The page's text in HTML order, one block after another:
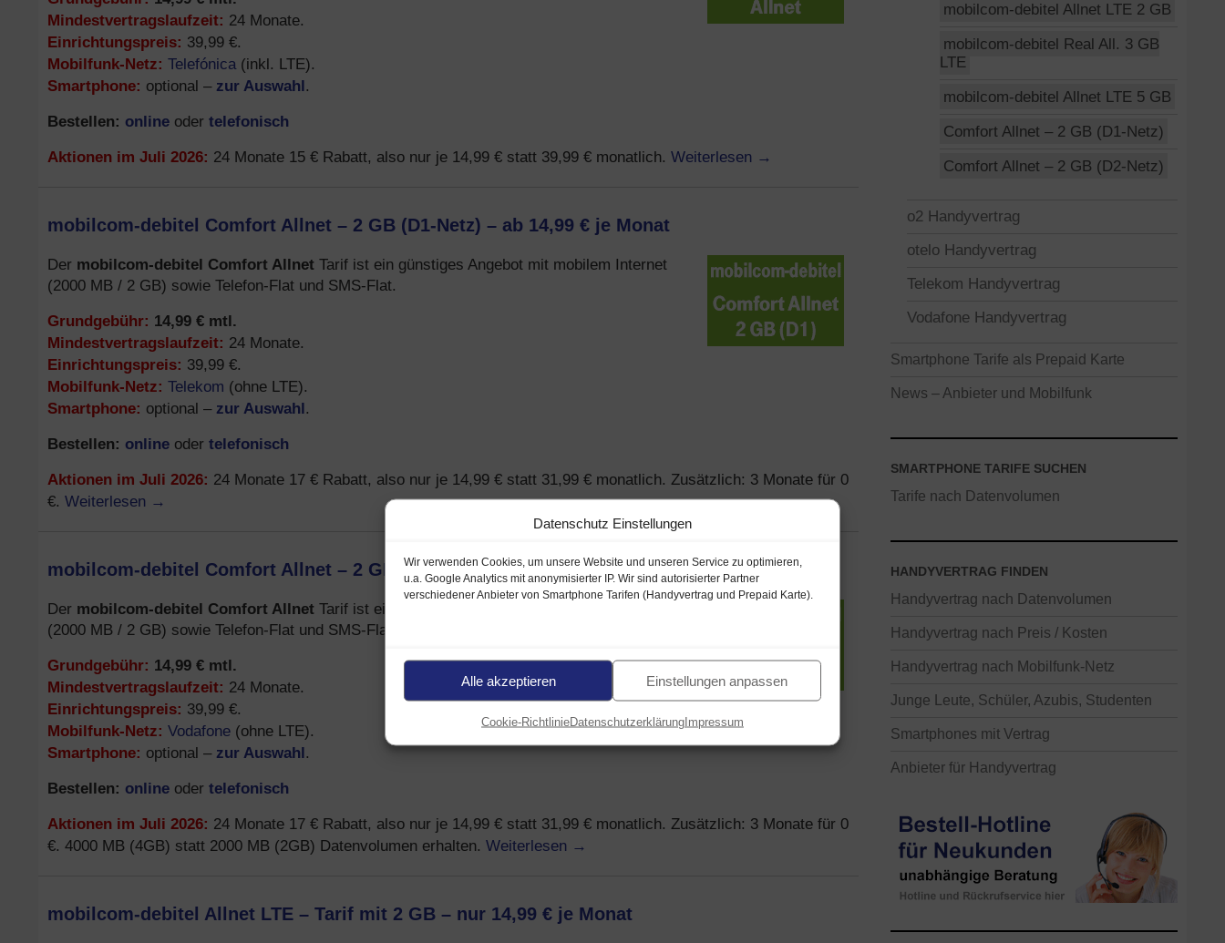
Datenschutz Einstellungen
Wir verwenden Cookies, um unsere Website und unseren Service zu optimieren,
u.a. Google Analytics mit anonymisierter IP. Wir sind autorisierter Partner
verschiedener Anbieter von Smartphone Tarifen (Handyvertrag und Prepaid Karte).
Alle akzeptieren Einstellungen anpassen
Cookie-RichtlinieDatenschutzerklärungImpressum
Mindestvertragslaufzeit: 24 Monate.
Einrichtungspreis: 39,99 €.
Mobilfunk-Netz: Telefónica(inkl. LTE).
Smartphone: optional – zur Auswahl.
Bestellen: online oder telefonisch
Aktionen im Juli 2026: 24 Monate 15 € Rabatt, also nur je 14,99 € statt 39,99 € monatlich. Weiterlesen →
mobilcom-debitel Comfort Allnet – 2 GB (D1-Netz) – ab 14,99 € je Monat
Der mobilcom-debitel Comfort Allnet Tarif ist ein günstiges Angebot mit mobilem Internet
(2000 MB / 2 GB) sowie Telefon-Flat und SMS-Flat.
Grundgebühr: 14,99 € mtl.
Mindestvertragslaufzeit: 24 Monate.
Einrichtungspreis: 39,99 €.
Mobilfunk-Netz: Telekom (ohne LTE).
Smartphone: optional – zur Auswahl.
Bestellen: online oder telefonisch
Aktionen im Juli 2026: 24 Monate 17 € Rabatt, also nur je 14,99 € statt 31,99 € monatlich. Zusätzlich: 3 Monate für 0
€. Weiterlesen →
mobilcom-debitel Comfort Allnet – 2 GB (D2-Netz) – ab 14,99 € je Monat
Der mobilcom-debitel Comfort Allnet Tarif ist ein günstiges Angebot mit mobilem Internet
(2000 MB / 2 GB) sowie Telefon-Flat und SMS-Flat.
Grundgebühr: 14,99 € mtl.
Mindestvertragslaufzeit: 24 Monate.
Einrichtungspreis: 39,99 €.
Mobilfunk-Netz: Vodafone (ohne LTE).
Smartphone: optional – zur Auswahl.
Bestellen: online oder telefonisch
Aktionen im Juli 2026: 24 Monate 17 € Rabatt, also nur je 14,99 € statt 31,99 € monatlich. Zusätzlich: 3 Monate für 0
€. 4000 MB (4GB) statt 2000 MB (2GB) Datenvolumen erhalten. Weiterlesen →
mobilcom-debitel Allnet LTE – Tarif mit 2 GB – nur 14,99 € je Monat
mobilcom-debitel Allnet LTE 2 GB
mobilcom-debitel Real All. 3 GB
LTE
mobilcom-debitel Allnet LTE 5 GB
Comfort Allnet – 2 GB (D1-Netz)
Comfort Allnet – 2 GB (D2-Netz)
o2 Handyvertrag
otelo Handyvertrag
Telekom Handyvertrag
Vodafone Handyvertrag
Smartphone Tarife als Prepaid Karte
News – Anbieter und Mobilfunk
SMARTPHONE TARIFE SUCHEN
Tarife nach Datenvolumen
HANDYVERTRAG FINDEN
Handyvertrag nach Datenvolumen
Handyvertrag nach Preis / Kosten
Handyvertrag nach Mobilfunk-Netz
Junge Leute, Schüler, Azubis, Studenten
Smartphones mit Vertrag
Anbieter für Handyvertrag